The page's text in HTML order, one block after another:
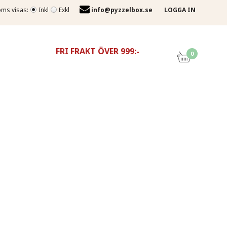
visas: Inkl Exkl info@pyzzelbox.se LOGGA IN
FRI FRAKT ÖVER 999:- 0